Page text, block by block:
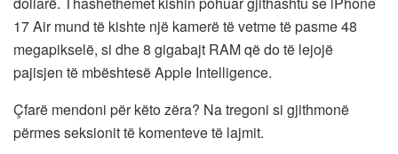
17 Air mund të kishte një kamerë të vetme të pasme 48
megapikselë, si dhe 8 gigabajt RAM që do të lejojë
pajisjen të mbështesë Apple Intelligence.
Çfarë mendoni për këto zëra? Na tregoni si gjithmonë
përmes seksionit të komenteve të lajmit.